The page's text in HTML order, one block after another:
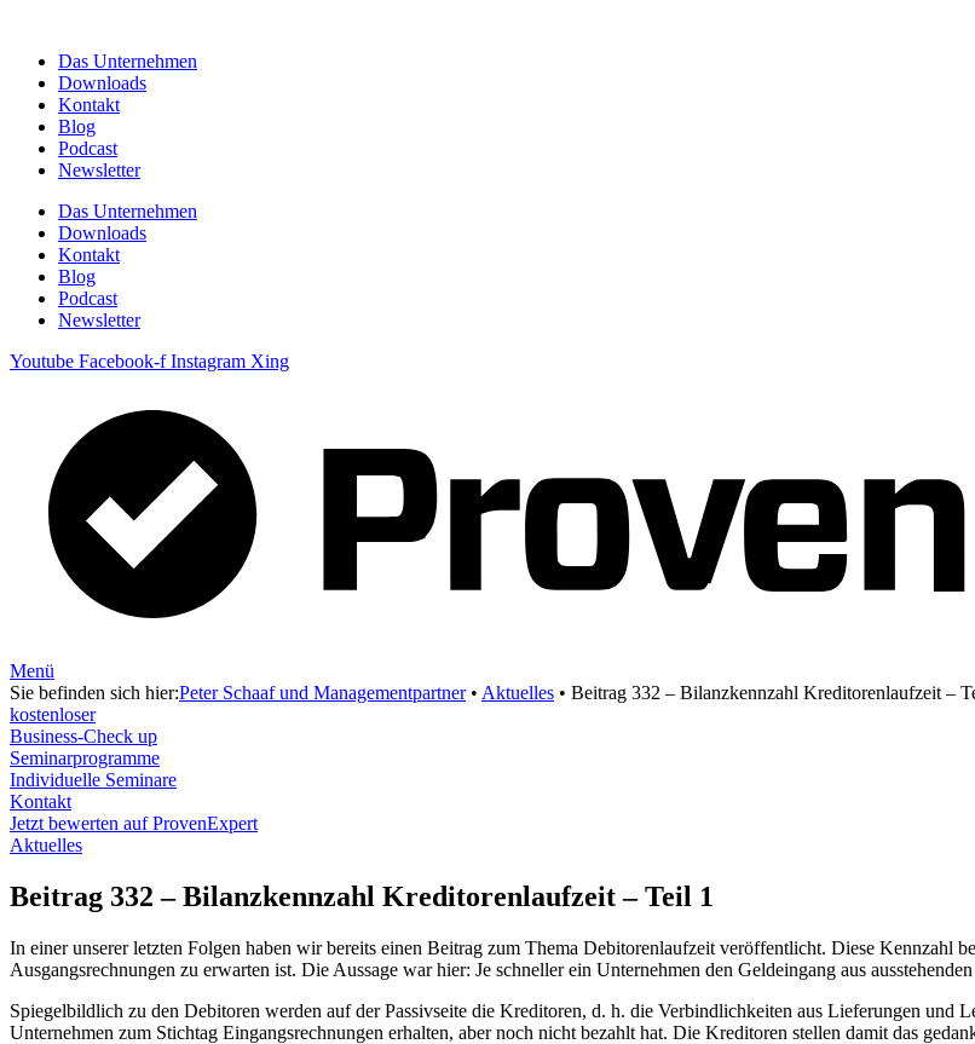
springenDas Unternehmen
Downloads
Kontakt
Blog
Podcast
Newsletter
Das Unternehmen
Downloads
Kontakt
Blog
Podcast
Newsletter
Youtube Facebook-f Instagram Xing
Menü
Sie befinden sich hier:Peter Schaaf und Managementpartner• Aktuelles • Beitrag 332 – Bilanzkennzahl Kreditorenlaufzeit –
kostenloser
Business-Check up
Seminarprogramme
Individuelle Seminare
Kontakt
Jetzt bewerten auf ProvenExpert
Aktuelles
Beitrag 332 – Bilanzkennzahl Kreditorenlaufzeit – Teil 1
In einer unserer letzten Folgen haben wir bereits einen Beitrag zum Thema Debitorenlaufzeit veröffentlicht. Diese Kennzahl
Ausgangsrechnungen zu erwarten ist. Die Aussage war hier: Je schneller ein Unternehmen den Geldeingang aus
Spiegelbildlich zu den Debitoren werden auf der Passivseite die Kreditoren, d. h. die Verbindlichkeiten aus Lieferungen und
Unternehmen zum Stichtag Eingangsrechnungen erhalten, aber noch nicht bezahlt hat. Die Kreditoren stellen damit das